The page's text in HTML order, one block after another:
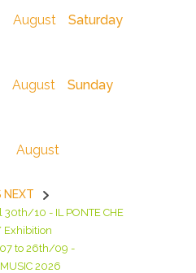
August Saturday
August Sunday
August
NEXT
10 - IL PONTE CHE
Exhibition
to 26th/09 -
2026